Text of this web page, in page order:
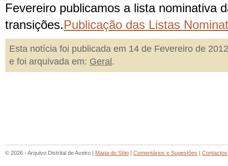
Fevereiro publicamos a lista nominativa
transições.Publicação das Listas
Esta notícia foi publicada em 14 de Fevereiro de 2012
e foi arquivada em: Geral .
© 2026 - Arquivo Distrital de Aveiro | Mapa do Sítio Comentários e Sugestões Contactos